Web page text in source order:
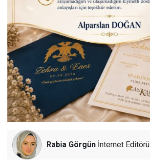
Rabia Görgün İnternet Editörü